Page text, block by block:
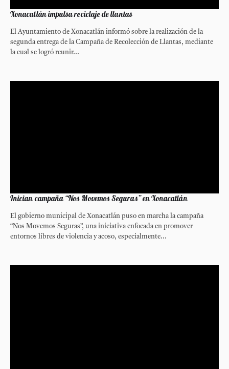
Xonacatlán impulsa reciclaje de llantas
El Ayuntamiento de Xonacatlán informó sobre la realización de la
segunda entrega de la Campaña de Recolección de Llantas, mediante
la cual se logró reunir...
Inician campaña “Nos Movemos Seguras” en Xonacatlán
El gobierno municipal de Xonacatlán puso en marcha la campaña
“Nos Movemos Seguras”, una iniciativa enfocada en promover
entornos libres de violencia y acoso, especialmente...